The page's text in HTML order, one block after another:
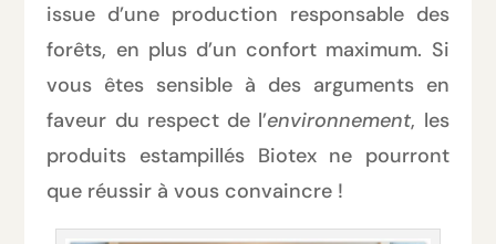
issue d’une production responsable des
forêts, en plus d’un confort maximum. Si
vous êtes sensible à des arguments en
faveur du respect de l’environnement, les
produits estampillés Biotex ne pourront
que réussir à vous convaincre !